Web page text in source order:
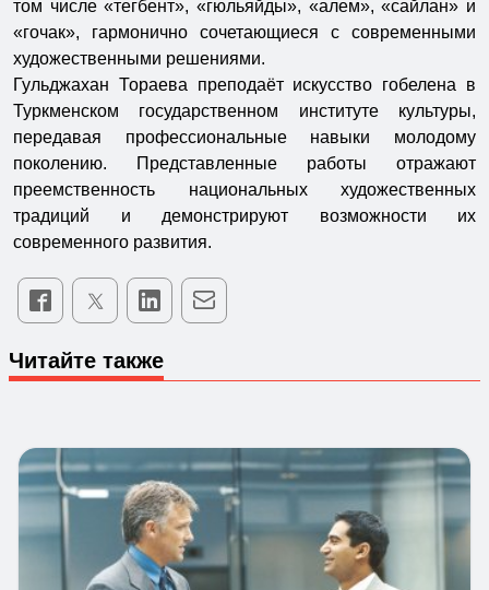
том числе «тегбент», «гюльяйды», «алем», «сайлан» и
«гочак», гармонично сочетающиеся с современными
художественными решениями.
Гульджахан Тораева преподаёт искусство гобелена в
Туркменском государственном институте культуры,
передавая профессиональные навыки молодому
поколению. Представленные работы отражают
преемственность национальных художественных
традиций и демонстрируют возможности их
современного развития.
Читайте также